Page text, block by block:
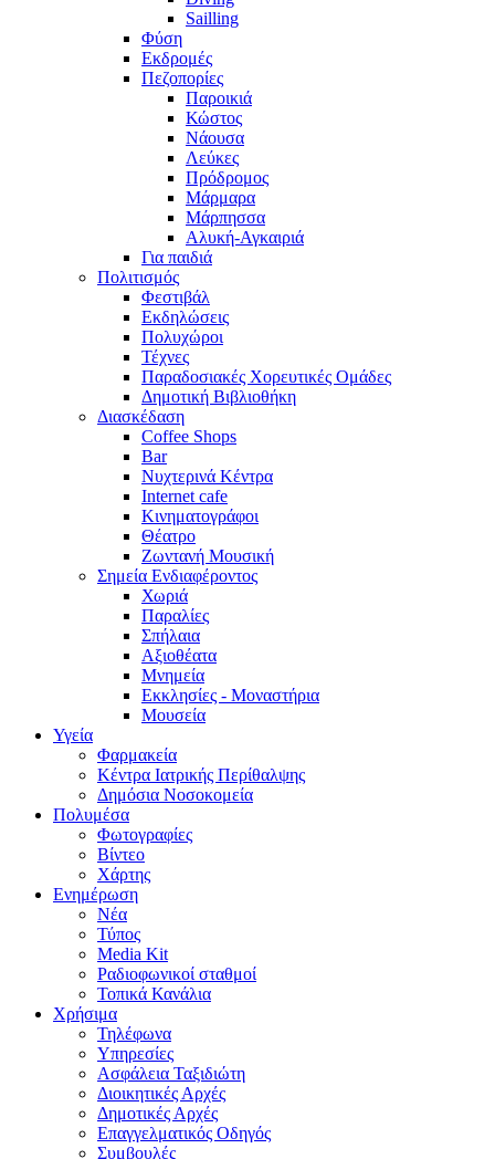
Sailling
Φύση
Εκδρομές
Πεζοπορίες
Παροικιά
Κώστος
Νάουσα
Λεύκες
Πρόδρομος
Μάρμαρα
Μάρπησσα
Αλυκή-Αγκαιριά
Για παιδιά
Πολιτισμός
Φεστιβάλ
Εκδηλώσεις
Πολυχώροι
Τέχνες
Παραδοσιακές Χορευτικές Ομάδες
Δημοτική Βιβλιοθήκη
Διασκέδαση
Coffee Shops
Bar
Νυχτερινά Κέντρα
Internet cafe
Κινηματογράφοι
Θέατρο
Ζωντανή Μουσική
Σημεία Ενδιαφέροντος
Χωριά
Παραλίες
Σπήλαια
Αξιοθέατα
Μνημεία
Εκκλησίες - Μοναστήρια
Μουσεία
Υγεία
Φαρμακεία
Κέντρα Ιατρικής Περίθαλψης
Δημόσια Νοσοκομεία
Πολυμέσα
Φωτογραφίες
Bίντεο
Χάρτης
Ενημέρωση
Νέα
Τύπος
Media Kit
Ραδιοφωνικοί σταθμοί
Τοπικά Κανάλια
Χρήσιμα
Τηλέφωνα
Υπηρεσίες
Ασφάλεια Ταξιδιώτη
Διοικητικές Αρχές
Δημοτικές Αρχές
Επαγγελματικός Οδηγός
Συμβουλές